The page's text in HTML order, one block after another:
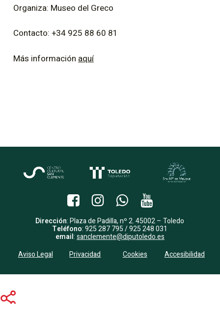
Organiza: Museo del Greco
Contacto: +34 925 88 60 81
Más información aquí
Dirección: Plaza de Padilla, nº 2. 45002 – Toledo
Teléfono: 925 287 795 / 925 248 031
email:sanclemente@diputoledo.es
Aviso Legal
Privacidad Cookies Accesibilidad